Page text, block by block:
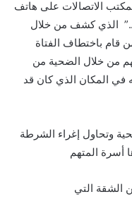
الاتصالات على هاتف
الذي كشف من خلال
قام باختطاف الفتاة
من خلال الضحية من
المكان الذي كان قد
وتحاول إغراء الشرطة
أسرة المتهم
التي